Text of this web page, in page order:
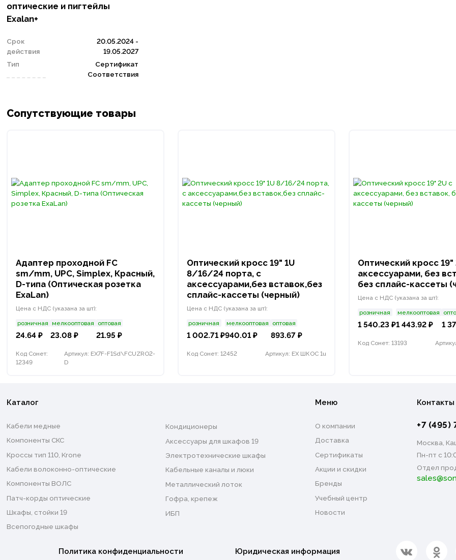
оптические и пигтейлы
Exalan+
Срок
действия
20.05.2024 -
19.05.2027
Тип
Сертификат
Соответствия
Сопутствующие товары
Адаптер проходной FC
sm/mm, UPC, Simplex, Красный,
D-типа (Оптическая розетка
ExaLan)
Цена с НДС (указана за шт):
розничная
24.64 ₽
мелкооптовая
23.08 ₽
оптовая
21.95 ₽
Код Сонет:
12349
Артикул: EX7F-F1Sd\FCUZRO2-
D
Оптический кросс 19" 1U
8/16/24 порта, с
аксессуарами,без вставок,без
сплайс-кассеты (черный)
Цена с НДС (указана за шт):
розничная
1 002.71 ₽
мелкооптовая
940.01 ₽
оптовая
893.67 ₽
Код Сонет: 12452 Артикул: EX ШКОС 1u
Оптический кросс 19"
аксессуарами, без
без сплайс-кассеты
Цена с НДС (указана за шт):
розничная
1 540.23 ₽
мелкооптовая
1 443.92 ₽ 1
Код Сонет: 13193
Каталог
Кабели медные
Компоненты СКС
Кроссы тип 110, Krone
Кабели волоконно-оптические
Компоненты ВОЛС
Патч-корды оптические
Шкафы, стойки 19
Всепогодные шкафы
Кондиционеры
Аксессуары для шкафов 19
Электротехнические шкафы
Кабельные каналы и люки
Металлический лоток
Гофра, крепеж
ИБП
Меню
О компании
Доставка
Сертификаты
Акции и скидки
Бренды
Учебный центр
Новости
Контакты
+7 (495)
Москва,
Пн-пт с
Отдел
Политика конфиденциальности Юридическая информация